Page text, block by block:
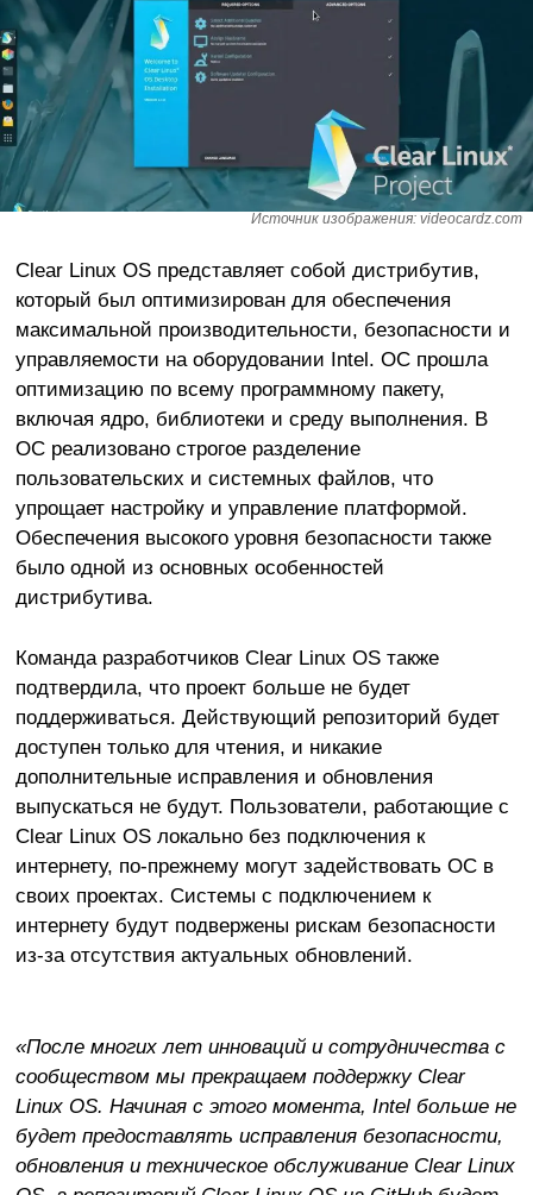
Источник изображения: videocardz.com
Clear Linux OS представляет собой дистрибутив,
который был оптимизирован для обеспечения
максимальной производительности, безопасности и
управляемости на оборудовании Intel. ОС прошла
оптимизацию по всему программному пакету,
включая ядро, библиотеки и среду выполнения. В
ОС реализовано строгое разделение
пользовательских и системных файлов, что
упрощает настройку и управление платформой.
Обеспечения высокого уровня безопасности также
было одной из основных особенностей
дистрибутива.
Команда разработчиков Clear Linux OS также
подтвердила, что проект больше не будет
поддерживаться. Действующий репозиторий будет
доступен только для чтения, и никакие
дополнительные исправления и обновления
выпускаться не будут. Пользователи, работающие с
Clear Linux OS локально без подключения к
интернету, по-прежнему могут задействовать ОС в
своих проектах. Системы с подключением к
интернету будут подвержены рискам безопасности
из-за отсутствия актуальных обновлений.
«После многих лет инноваций и сотрудничества с
сообществом мы прекращаем поддержку Clear
Linux OS. Начиная с этого момента, Intel больше не
будет предоставлять исправления безопасности,
обновления и техническое обслуживание Clear Linux